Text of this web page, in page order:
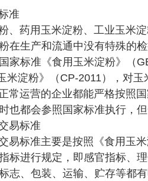
准
、药用玉米淀粉、工业玉米
在生产和流通中没有特殊的
家标准《食用玉米淀粉》（
米淀粉》（CP-2011），对玉
常运营的企业都能严格按照
也都会参照国家标准执行，
易标准
易标准主要是按照《食用玉
标进行规定，即感官指标、
志、包装、运输、贮存等都